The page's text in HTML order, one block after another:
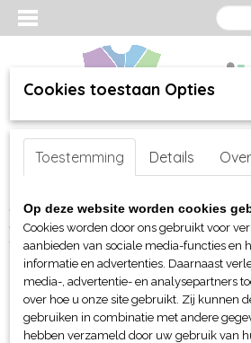
Inloggen Registreren
Home >webshop>Per merk >Sol's>
Perfect dames Polo
Cookies toestaan Opties
Toestemming Details Over
Op deze website worden cookies
Cookies worden door ons gebruikt voor
aanbieden van sociale media-functies en
informatie en advertenties. Daarnaast
media-, advertentie- en analysepartners
over hoe u onze site gebruikt. Zij kunnen
gebruiken in combinatie met andere
hebben verzameld door uw gebruik van